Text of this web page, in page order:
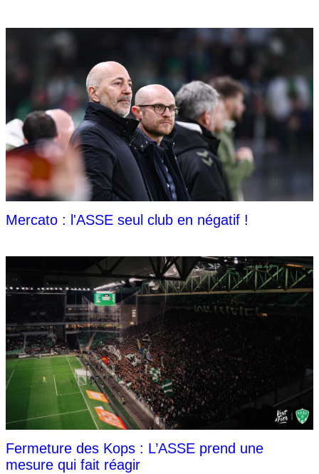
Mercato : l'ASSE seul club en négatif !
Fermeture des Kops : L’ASSE prend une
mesure qui fait réagir